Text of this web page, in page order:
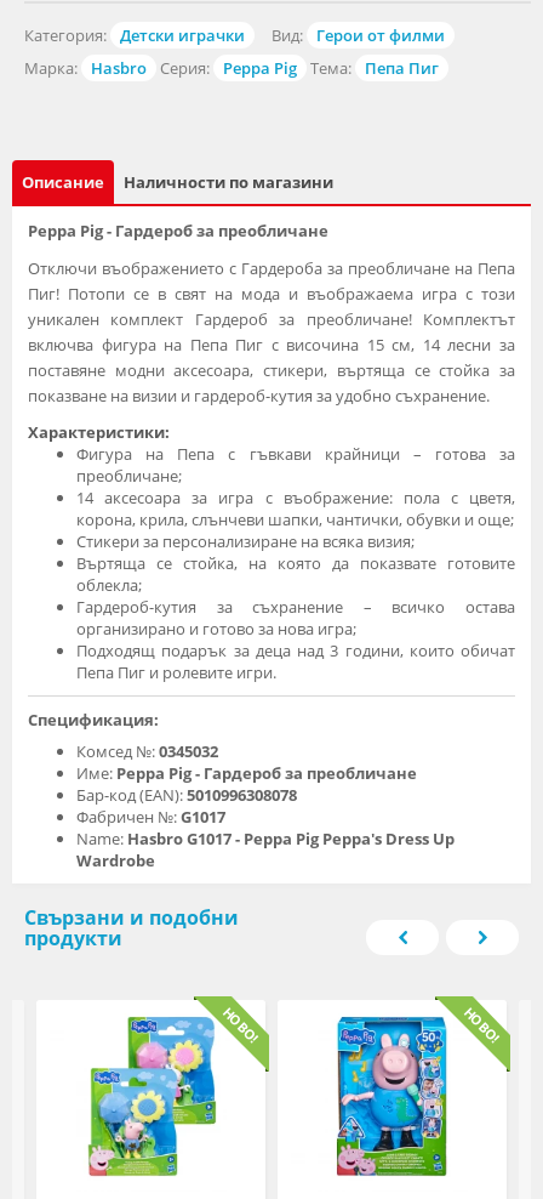
Категория: Детски играчки Вид:
Герои от филми
Марка:
Hasbro Серия: Peppa Pig Тема: Пепа Пиг
Описание Наличности по магазини
Peppa Pig - Гардероб за преобличане
Отключи въображението с Гардероба за преобличане на Пепа
Пиг! Потопи се в свят на мода и въображаема игра с този
уникален комплект Гардероб за преобличане! Комплектът
включва фигура на Пепа Пиг с височина 15 см, 14 лесни за
поставяне модни аксесоара, стикери, въртяща се стойка за
показване на визии и гардероб-кутия за удобно съхранение.
Характеристики:
Фигура на Пепа с гъвкави крайници – готова за
преобличане;
14 аксесоара за игра с въображение: пола с цветя,
корона, крила, слънчеви шапки, чантички, обувки и още;
Стикери за персонализиране на всяка визия;
Въртяща се стойка, на която да показвате готовите
облекла;
Гардероб-кутия за съхранение – всичко остава
организирано и готово за нова игра;
Подходящ подарък за деца над 3 години, които обичат
Пепа Пиг и ролевите игри.
Спецификация:
Комсед №:0345032
Име: Peppa Pig - Гардероб за преобличане
Бар-код (EAN):5010996308078
Фабричен №:G1017
Name: Hasbro G1017 - Peppa Pig Peppa's Dress Up
Wardrobe
Свързани и подобни
продукти